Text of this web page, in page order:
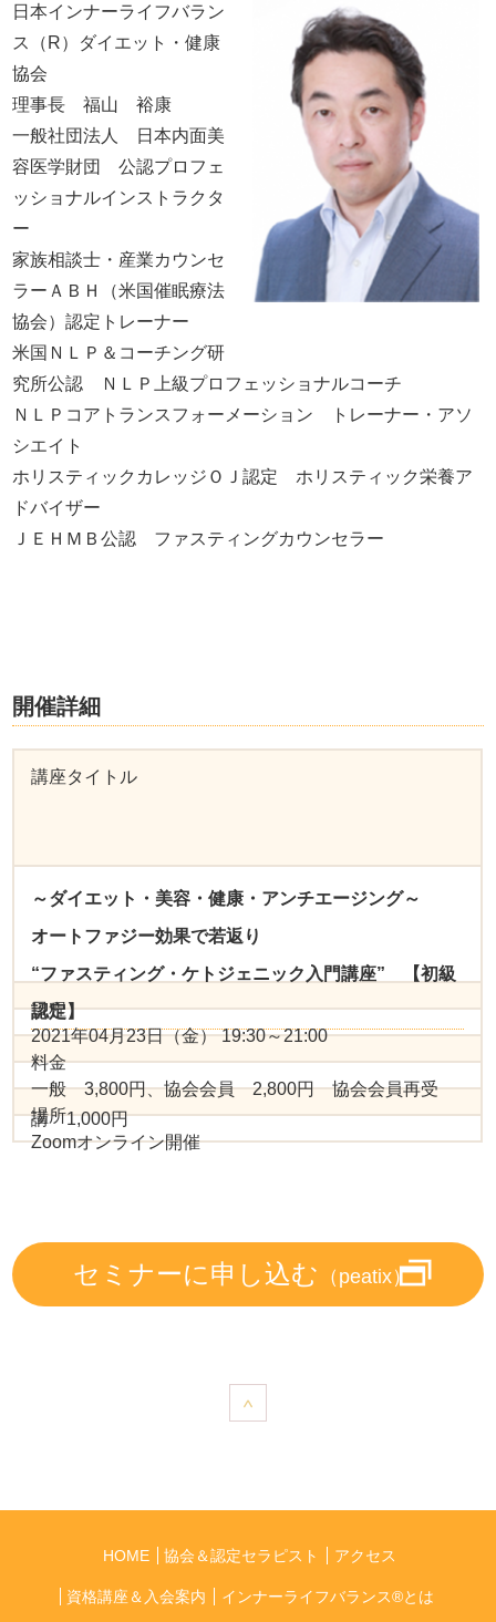
日本インナーライフバラン
ス（R）ダイエット・健康
協会
理事長 福山 裕康
一般社団法人 日本内面美
容医学財団 公認プロフェ
ッショナルインストラクタ
ー
家族相談士・産業カウンセ
ラーＡＢＨ（米国催眠療法
協会）認定トレーナー
米国ＮＬＰ＆コーチング研
究所公認 ＮＬＰ上級プロフェッショナルコーチ
ＮＬＰコアトランスフォーメーション トレーナー・アソ
シエイト
ホリスティックカレッジＯＪ認定 ホリスティック栄養ア
ドバイザー
ＪＥＨＭＢ公認 ファスティングカウンセラー
開催詳細
講座タイトル
～ダイエット・美容・健康・アンチエージング～
オートファジー効果で若返り
“ファスティング・ケトジェニック入門講座” 【初級
認定】
日程
2021年04月23日（金） 19:30～21:00
料金
一般 3,800円、協会会員 2,800円 協会会員再受
講 1,000円
場所
Zoomオンライン開催
セミナーに申し込む （peatix）
HOME 協会＆認定セラピスト アクセス
資格講座＆入会案内 インナーライフバランス®とは